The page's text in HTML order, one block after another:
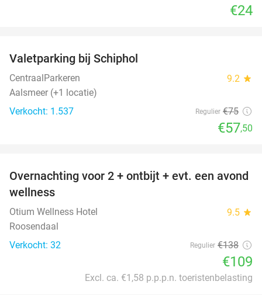
€24
Valetparking bij Schiphol
CentraalParkeren 9.2 star
Aalsmeer (+1 locatie)
Verkocht: 1.537
Regulier €75
€57,50
21%
Overnachting voor 2 + ontbijt + evt. een avond
wellness
Otium Wellness Hotel 9.5 star
Roosendaal
Verkocht: 32
Regulier €138
€109
Excl. ca. €1,58 p.p.p.n. toeristenbelasting